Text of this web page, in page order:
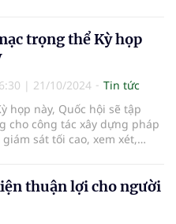
y tế.trọng thể Kỳ họp
| 21/10/2024
Tin tức
họp này, Quốc hội sẽ tập
cho công tác xây dựng pháp
sát tối cao, xem xét,
thuận lợi cho người